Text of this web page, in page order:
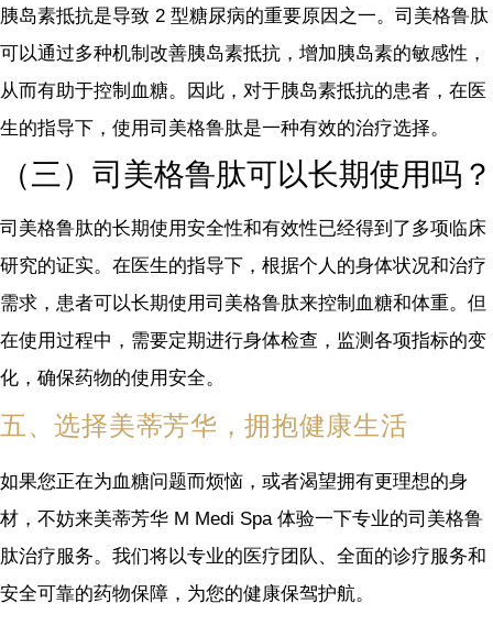
胰岛素抵抗是导致 2 型糖尿病的重要原因之一。司美格鲁肽
可以通过多种机制改善胰岛素抵抗，增加胰岛素的敏感性，
从而有助于控制血糖。因此，对于胰岛素抵抗的患者，在医
生的指导下，使用司美格鲁肽是一种有效的治疗选择。
（三）司美格鲁肽可以长期使用吗？
司美格鲁肽的长期使用安全性和有效性已经得到了多项临床
研究的证实。在医生的指导下，根据个人的身体状况和治疗
需求，患者可以长期使用司美格鲁肽来控制血糖和体重。但
在使用过程中，需要定期进行身体检查，监测各项指标的变
化，确保药物的使用安全。
五、选择美蒂芳华，拥抱健康生活
如果您正在为血糖问题而烦恼，或者渴望拥有更理想的身
材，不妨来美蒂芳华 M Medi Spa 体验一下专业的司美格鲁
肽治疗服务。我们将以专业的医疗团队、全面的诊疗服务和
安全可靠的药物保障，为您的健康保驾护航。